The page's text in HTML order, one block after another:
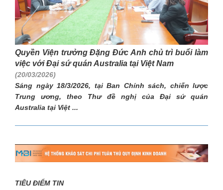
Quyền Viện trưởng Đặng Đức Anh chủ trì buổi làm
việc với Đại sứ quán Australia tại Việt Nam
(20/03/2026)
Sáng ngày 18/3/2026, tại Ban Chính sách, chiến lược
Trung ương, theo Thư đề nghị của Đại sứ quán
Australia tại Việt ...
TIÊU ĐIỂM TIN